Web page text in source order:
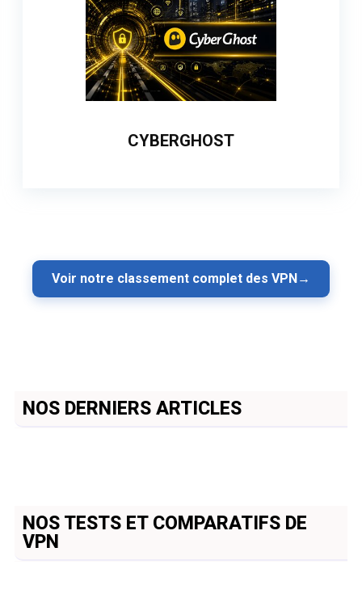
CYBERGHOST
Voir notre classement complet des VPN→
NOS DERNIERS ARTICLES
NOS TESTS ET COMPARATIFS DE
VPN